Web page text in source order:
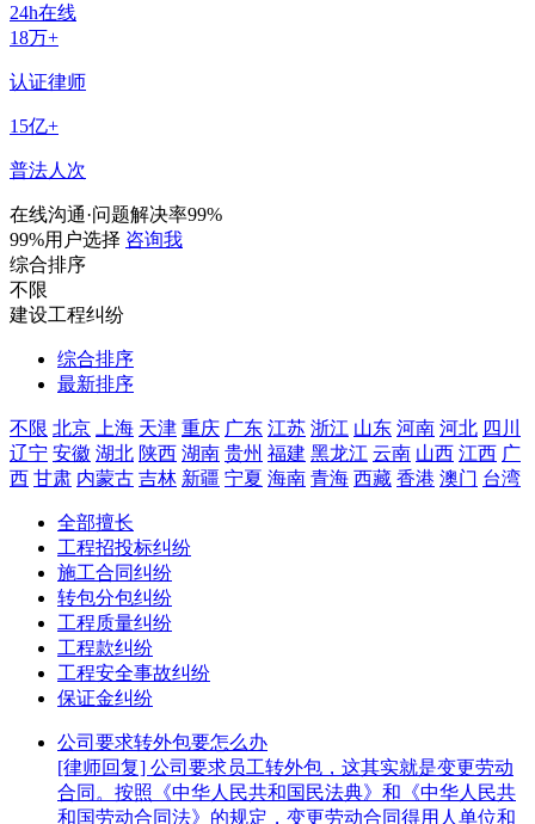
24h在线
18万+
认证律师
15亿+
普法人次
在线沟通·问题解决率99%
99%用户选择 咨询我
综合排序
不限
建设工程纠纷
综合排序
最新排序
不限 北京 上海 天津 重庆 广东 江苏 浙江 山东 河南 河北 四川
辽宁 安徽 湖北 陕西 湖南 贵州 福建 黑龙江 云南 山西 江西 广
西 甘肃 内蒙古 吉林 新疆 宁夏 海南 青海 西藏 香港 澳门 台湾
全部擅长
工程招投标纠纷
施工合同纠纷
转包分包纠纷
工程质量纠纷
工程款纠纷
工程安全事故纠纷
保证金纠纷
公司要求转外包要怎么办
[律师回复] 公司要求员工转外包，这其实就是变更劳动
合同。按照《中华人民共和国民法典》和《中华人民共
和国劳动合同法》的规定，变更劳动合同得用人单位和